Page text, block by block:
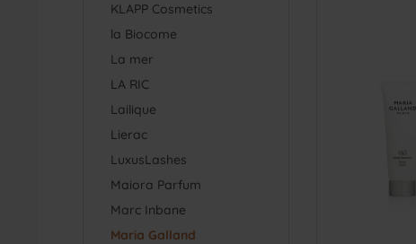
KLAPP Cosmetics
la Biocome
La mer
LA RIC
Lailique
Lierac
LuxusLashes
Maiora Parfum
Marc Inbane
Maria Galland